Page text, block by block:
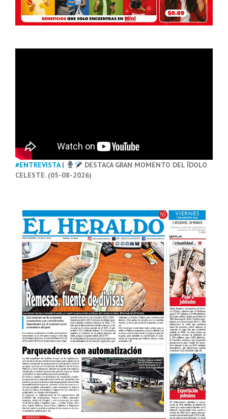
#ENTREVISTA|
DESTACA GRAN MOMENTO DEL ÍDOLO
CELESTE. (05-08-2026)